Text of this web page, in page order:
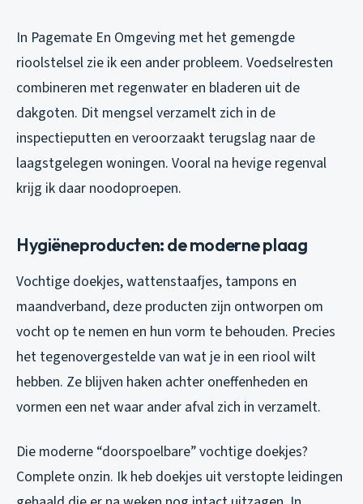
In Pagemate En Omgeving met het gemengde
rioolstelsel zie ik een ander probleem. Voedselresten
combineren met regenwater en bladeren uit de
dakgoten. Dit mengsel verzamelt zich in de
inspectieputten en veroorzaakt terugslag naar de
laagstgelegen woningen. Vooral na hevige regenval
krijg ik daar noodoproepen.
Hygiëneproducten: de moderne plaag
Vochtige doekjes, wattenstaafjes, tampons en
maandverband, deze producten zijn ontworpen om
vocht op te nemen en hun vorm te behouden. Precies
het tegenovergestelde van wat je in een riool wilt
hebben. Ze blijven haken achter oneffenheden en
vormen een net waar ander afval zich in verzamelt.
Die moderne “doorspoelbare” vochtige doekjes?
Complete onzin. Ik heb doekjes uit verstopte leidingen